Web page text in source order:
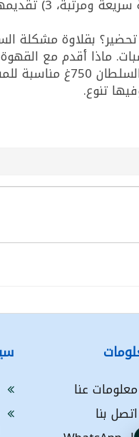
الشاي. عندي عزومة،
معلومات عنا
اتصل بنا